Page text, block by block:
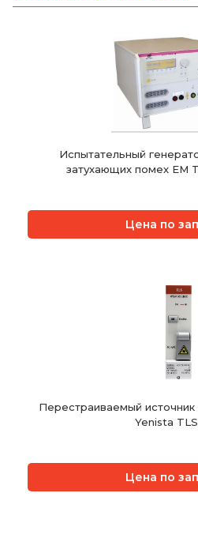
Испытательный
затухающих помех EM
Цена по
Перестраиваемый источник
Yenista
Цена по